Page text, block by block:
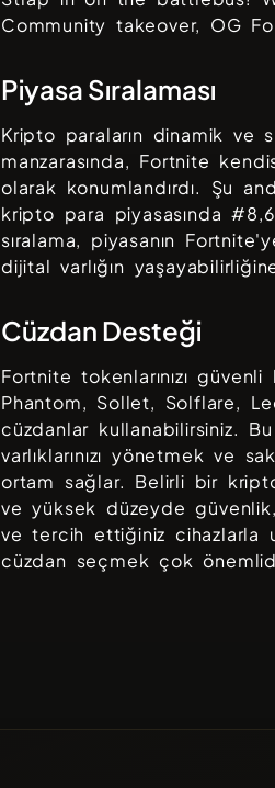
Community takeover, OG
Piyasa Sıralaması
Kripto paraların dinamik ve
manzarasında, Fortnite
olarak konumlandırdı. Şu
kripto para piyasasında #
sıralama, piyasanın Fortnite
dijital varlığın
Cüzdan Desteği
Fortnite tokenlarınızı
Phantom, Sollet, Solflare,
cüzdanlar kullanabilirsiniz.
varlıklarınızı yönetmek ve
ortam sağlar. Belirli bir
ve yüksek düzeyde
ve tercih ettiğiniz cihazlarla
cüzdan seçmek çok